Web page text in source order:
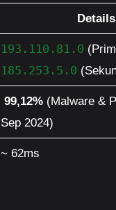
Details
193.110.81.0
185.253.5.0
99,12% (Malware &
Sep 2024)
~ 62ms